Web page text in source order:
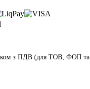
з ПДВ (для ТОВ, ФОП та